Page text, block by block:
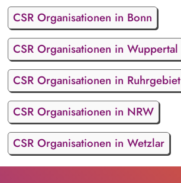
CSR Organisationen in Bonn
CSR Organisationen in Wuppertal
CSR Organisationen in Ruhrgebiet
CSR Organisationen in NRW
CSR Organisationen in Wetzlar